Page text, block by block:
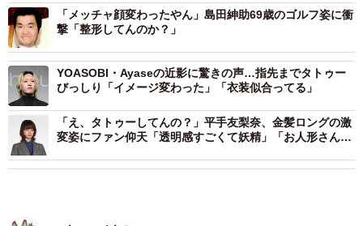
「メッチャ顔変わったやん」島田紳助69歳のゴルフ姿に衝
撃「整形してんのか？」
YOASOBI・Ayaseの近影に驚きの声…指先までタトゥー
びっしり「イメージ変わった」「衣装似合ってる」
「え、タトゥーしてんの？」平手友梨奈、金髪ロングの激
変姿にファン仰天「透明感すごくて妖精」「お人形さんみ